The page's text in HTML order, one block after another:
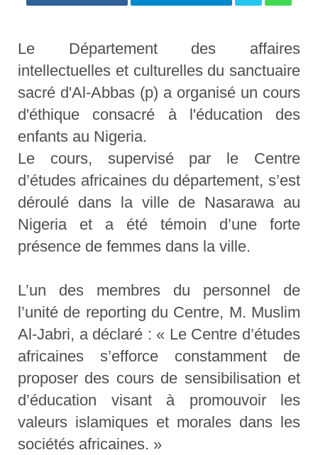
Le Département des affaires
intellectuelles et culturelles du sanctuaire
sacré d'Al-Abbas (p) a organisé un cours
d'éthique consacré à l'éducation des
enfants au Nigeria.
Le cours, supervisé par le Centre
d’études africaines du département, s’est
déroulé dans la ville de Nasarawa au
Nigeria et a été témoin d’une forte
présence de femmes dans la ville.
L’un des membres du personnel de
l’unité de reporting du Centre, M. Muslim
Al-Jabri, a déclaré : « Le Centre d’études
africaines s’efforce constamment de
proposer des cours de sensibilisation et
d’éducation visant à promouvoir les
valeurs islamiques et morales dans les
sociétés africaines. »